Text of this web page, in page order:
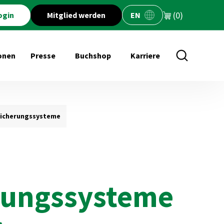
Mitglied werden EN (0)
Presse Buchshop
Untermenü öffnen für
Karriere